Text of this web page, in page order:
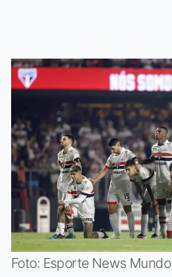
Foto: Esporte News Mundo